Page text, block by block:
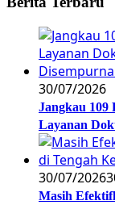
30/07/2026
Jangkau 109
Layanan
30/07/2026
Masih